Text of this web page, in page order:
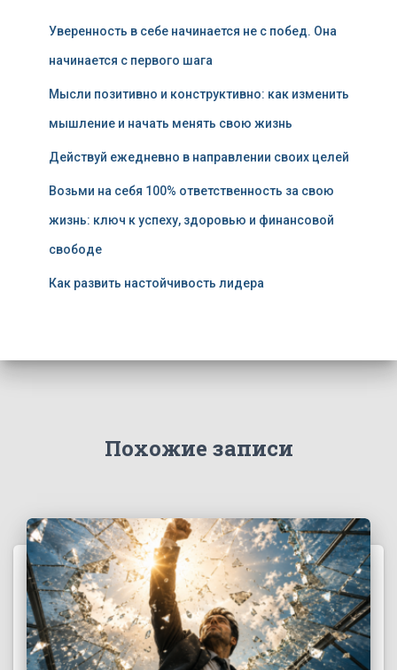
Уверенность в себе начинается не с побед. Она
начинается с первого шага
Мысли позитивно и конструктивно: как изменить
мышление и начать менять свою жизнь
Действуй ежедневно в направлении своих целей
Возьми на себя 100% ответственность за свою
жизнь: ключ к успеху, здоровью и финансовой
свободе
Как развить настойчивость лидера
Похожие записи